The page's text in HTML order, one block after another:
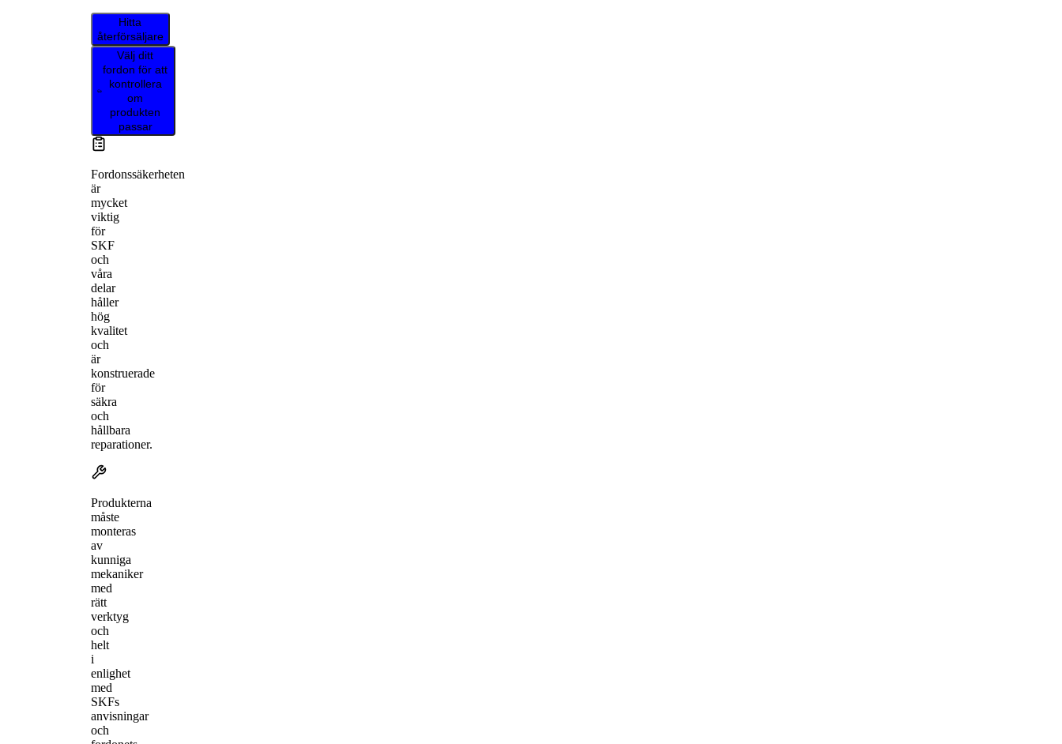
Hitta
återförsäljare
Välj ditt
fordon för att
kontrollera
om
produkten
passar
Fordonssäkerheten
är
mycket
viktig
för
SKF
och
våra
delar
håller
hög
kvalitet
och
är
konstruerade
för
säkra
och
hållbara
reparationer.
Produkterna
måste
monteras
av
kunniga
mekaniker
med
rätt
verktyg
och
helt
i
enlighet
med
SKFs
anvisningar
och